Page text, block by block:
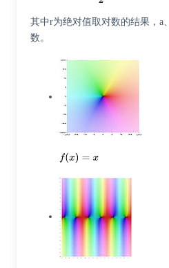
其中r为绝对值取对数的结果，a
数。